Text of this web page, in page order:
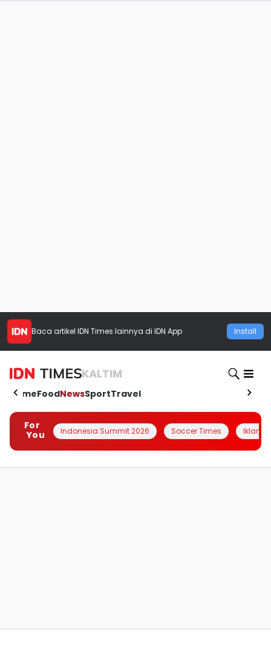
Baca artikel IDN Times lainnya di IDN App Install
KALTIM
HomeFoodNewsSportTravel
For
You
Indonesia Summit 2026 Soccer Times Iklanin